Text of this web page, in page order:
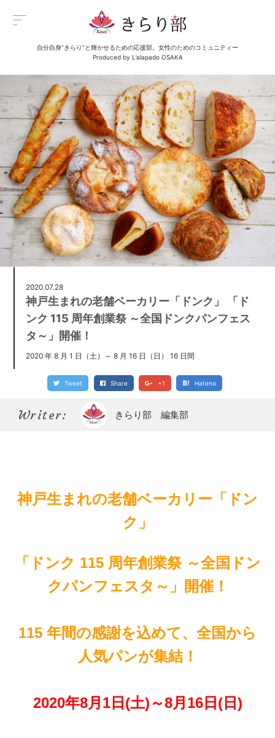
自分自身“きらり”と輝かせるための応援部。女性のためのコミュニティー
Produced by L’alapado OSAKA
2020.07.28
神戸生まれの老舗ベーカリー「ドンク」 「ド
ンク 115 周年創業祭 ～全国ドンクパンフェス
タ～」開催！
2020 年 8 月 1 日（土）～ 8 月 16 日（日） 16 日間
Tweet Share +1 Hatena
Writer: きらり部 編集部
神戸生まれの老舗ベーカリー「ドン
ク」
「ドンク 115 周年創業祭 ～全国ドン
クパンフェスタ～」開催！
115 年間の感謝を込めて、全国から
人気パンが集結！
2020年8月1日(土)～8月16日(日)
Menu
All Posts 新着一覧
Category イベント
Category グルメ
Category ビューティ
Category エンタメ
Category ライフ
About us きらり部女子について